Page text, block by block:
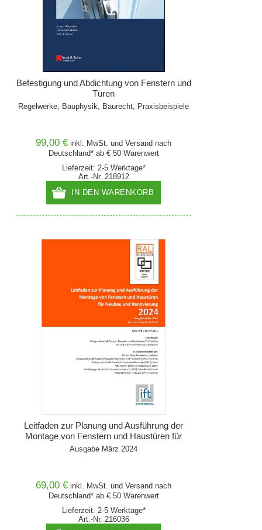
Befestigung und Abdichtung von Fenstern und
Türen
Regelwerke, Bauphysik, Baurecht, Praxisbeispiele
99,00 € inkl. MwSt. undVersand nach
Deutschland* ab € 50 Warenwert
Lieferzeit: 2-5 Werktage*
Art.-Nr. 218912
IN DEN WARENKORB
Leitfaden zur Planung und Ausführung der
Montage von Fenstern und Haustüren für
Neubau und Renovierung
Ausgabe März 2024
69,00 € inkl. MwSt. undVersand nach
Deutschland* ab € 50 Warenwert
Lieferzeit: 2-5 Werktage*
Art.-Nr. 216036